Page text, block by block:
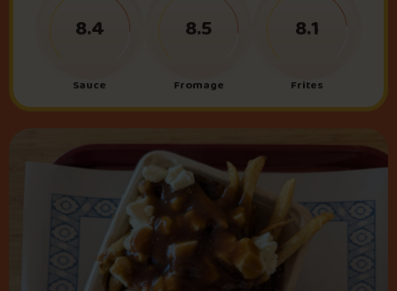
Sauce
8.4
Fromage
8.5
Frites
8.1